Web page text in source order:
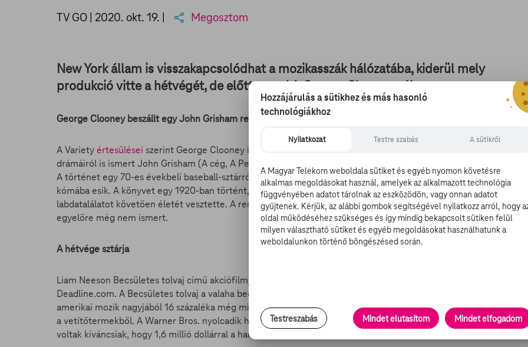
TV GO | 2020. okt. 19. | Megosztom
New York állam is visszakapcsolódhat a mozikasszák hálózatába, kiderül mely
produkció vitte a hétvégét, de előtte egy hír George Clooney-ról.
George Clooney beszállt egy John Grisham regény megfilmesítésébe
A Variety értesülései szerint George Clooney is csatlakozott a Calico Joe munkálataihoz, mely a bírósági
drámáiról is ismert John Grisham (A cég, A Pelikán ügyirat, Az ítélet eladó), azonos című regénye ihletett.
A történet egy 70-es évekbeli baseball-sztárról szól, akit egy rosszul sikerült dobás eltalál és 30 évre
kómába esik. A könyvet egy 1920-ban történt, valós baleset ihlette, amikor is Ray Chapman egy fejét ért
labdatalálatot követően életét vesztette. A rendezői székbe vélhetően Clooney ül majd. A bemutatódátum
egyelőre még nem ismert.
A hétvége sztárja
Liam Neeson Becsületes tolvaj című akciófilmje nyerte a hétvégét az észak-amerikai mozikban - írta a
Deadline.com. A Becsületes tolvaj a valaha becsült legkisebb összegek egyikével lett listavezető. Az
amerikai mozik nagyjából 16 százaléka még mindig nem nyitott ki újra, és hiányoznak az új kasszasikerek is
a vetítőtermekből. A Warner Bros. nyolcadik hete futó Tenetjére ezen a hétvégén még mindig annyian
voltak kíváncsiak, hogy 1,6 millió dollárral a harmadik helyet eredményezte a kasszasikerlistán, Amerikában.
Hozzájárulás a sütikhez és más hasonló
technológiákhoz
Nyilatkozat Testre szabás A sütikről
A Magyar Telekom weboldala sütiket és egyéb nyomon követésre
alkalmas megoldásokat használ, amelyek az alkalmazott technológia
függvényében adatot tárolnak az eszközödön, vagy onnan adatot
gyűjtenek. Kérjük, az alábbi gombok segítségével nyilatkozz arról, hogy
oldal működéséhez szükséges és így mindig bekapcsolt sütiken felül
milyen választható sütiket és egyéb megoldásokat használhatunk a
weboldalunkon történő böngészésed során.
Testreszabás Mindet elutasítom Mindet elfogadom